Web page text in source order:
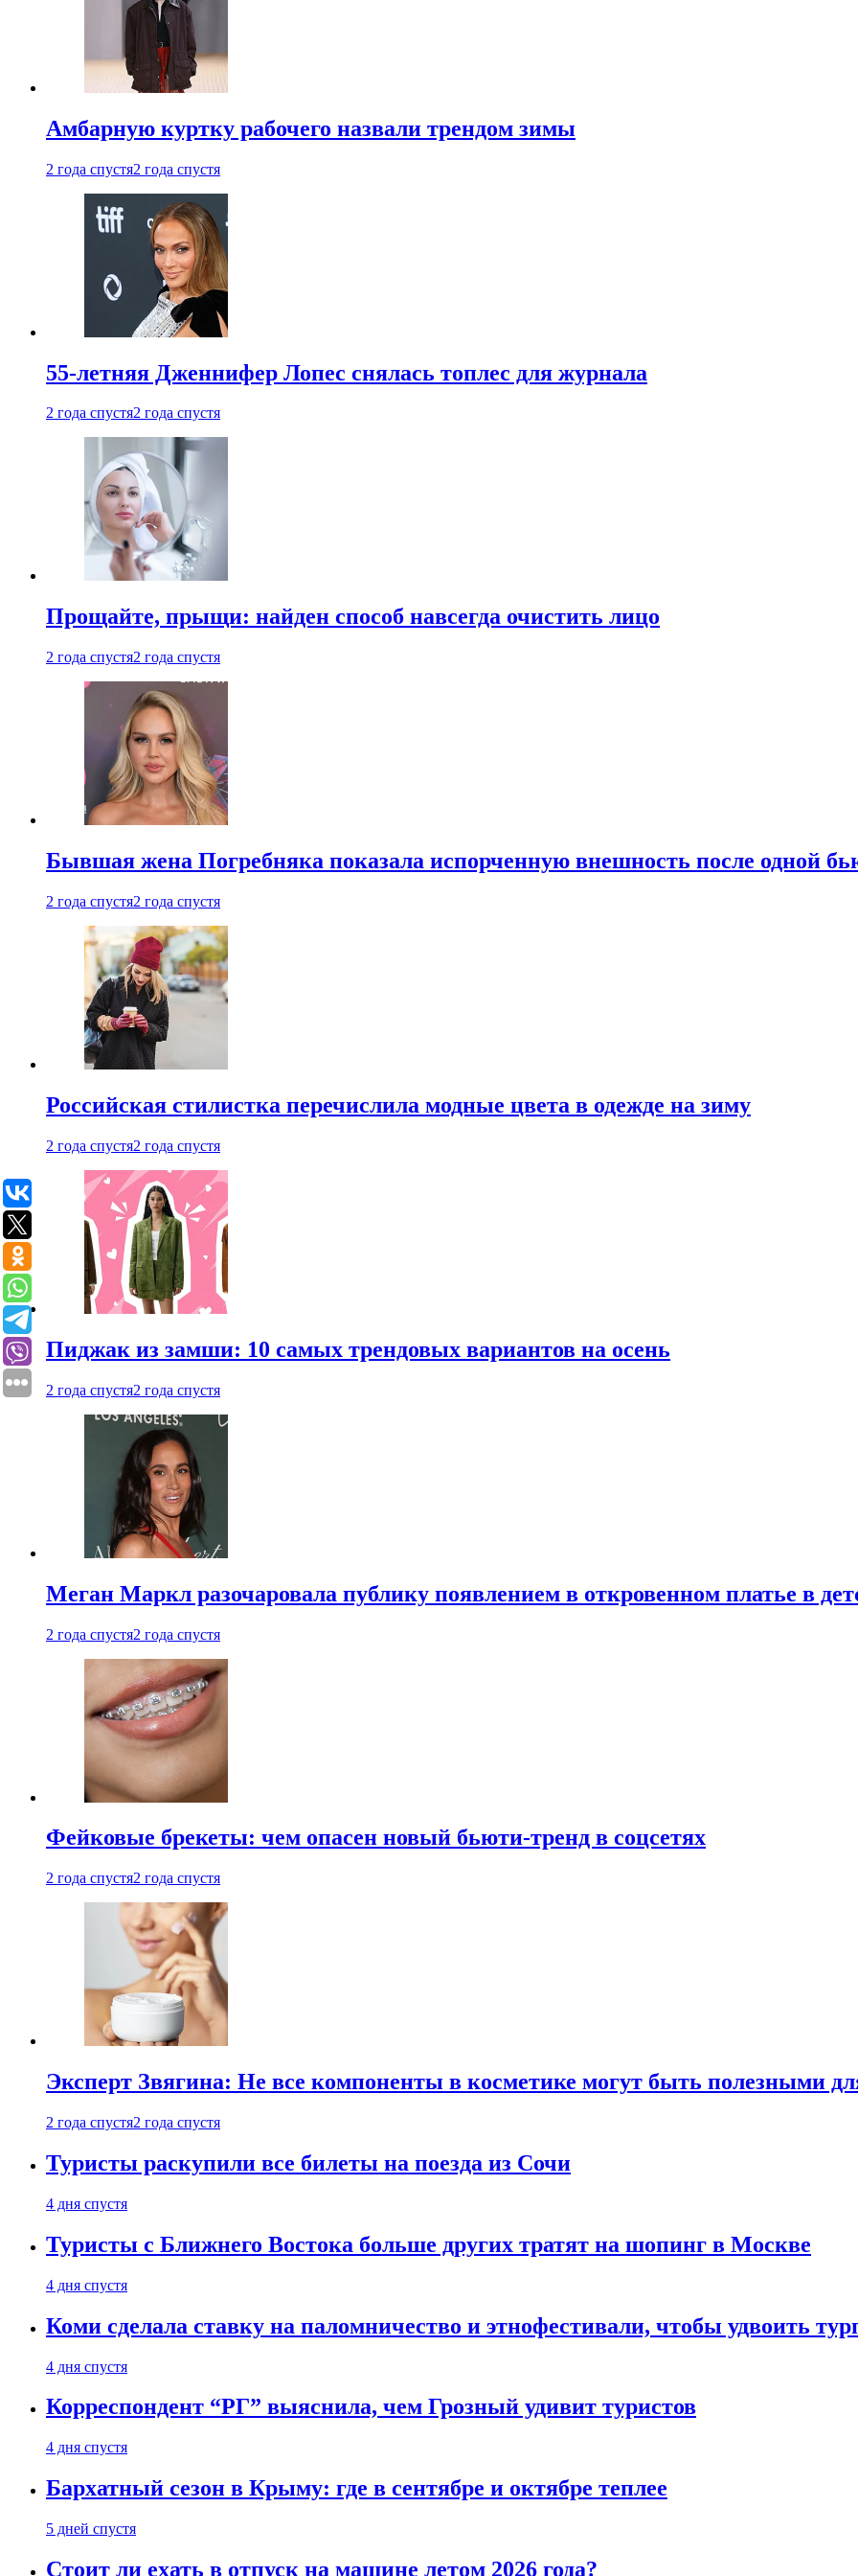
Амбарную куртку рабочего назвали трендом зимы
2 года спустя2 года спустя
55-летняя Дженнифер Лопес снялась топлес для журнала
2 года спустя2 года спустя
Прощайте, прыщи: найден способ навсегда очистить лицо
2 года спустя2 года спустя
Бывшая жена Погребняка показала испорченную внешность после одной
2 года спустя2 года спустя
Российская стилистка перечислила модные цвета в одежде на зиму
2 года спустя2 года спустя
Пиджак из замши: 10 самых трендовых вариантов на осень
2 года спустя2 года спустя
Меган Маркл разочаровала публику появлением в откровенном платье в
2 года спустя2 года спустя
Фейковые брекеты: чем опасен новый бьюти-тренд в соцсетях
2 года спустя2 года спустя
Эксперт Звягина: Не все компоненты в косметике могут быть полезными
2 года спустя2 года спустя
Туристы раскупили все билеты на поезда из Сочи
4 дня спустя
Туристы с Ближнего Востока больше других тратят на шопинг в Москве
4 дня спустя
Коми сделала ставку на паломничество и этнофестивали, чтобы удвоить
4 дня спустя
Корреспондент “РГ” выяснила, чем Грозный удивит туристов
4 дня спустя
Бархатный сезон в Крыму: где в сентябре и октябре теплее
5 дней спустя
Стоит ли ехать в отпуск на машине летом 2026 года?